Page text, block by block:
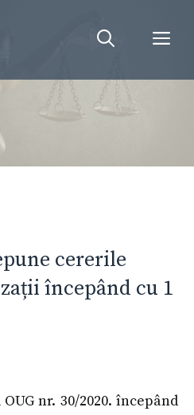
cererile
începând cu 1
nr. 30/2020. începând